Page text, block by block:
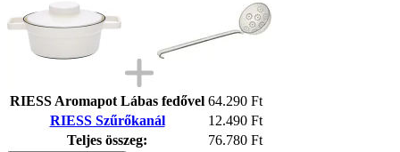
RIESS Aromapot Lábas fedővel 64.290 Ft
RIESS Szűrőkanál
12.490 Ft
Teljes összeg:
76.780 Ft